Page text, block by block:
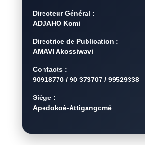
Directeur Général :
ADJAHO Komi
Directrice de Publication :
AMAVI Akossiwavi
Contacts :
90918770 / 90 373707 / 99529338
Siège :
Apedokoè-Attigangomé